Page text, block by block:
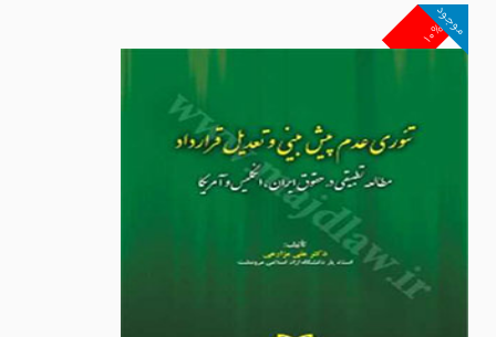
۱۰%
موجود